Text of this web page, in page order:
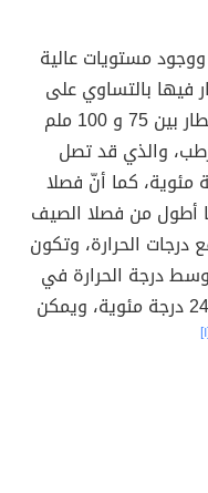
مستويات عالية
فيها بالتساوي على
مدار العام، وقد يتراوح متوسط الأمطار بين 75 و 100 ملم
والذي قد تصل
فيه إلى حوالي 2 درجة مئوية، كما أنّ فصلا
أطول من فصلا الصيف
الحرارة، وتكون
درجة الحرارة في
النهار في فصل الصيف إلى حوالي 24 درجة مئوية، ويمكن